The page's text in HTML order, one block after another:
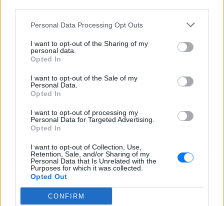
Personal Data Processing Opt Outs
I want to opt-out of the Sharing of my
personal data.
Opted In
I want to opt-out of the Sale of my
Personal Data.
Opted In
I want to opt-out of processing my
Personal Data for Targeted Advertising.
Opted In
I want to opt-out of Collection, Use,
Retention, Sale, and/or Sharing of my
Personal Data that Is Unrelated with the
Purposes for which it was collected.
Opted Out
CONFIRM
βάφτισαν
Η απίστευτη ιστορία πίσω από την
απόφαση της Ασης Μπήλιου που
Το απογευματινό μπάνιο της
Μαρίας Σολωμού στη θάλασσα:
ΧΤΕΣ